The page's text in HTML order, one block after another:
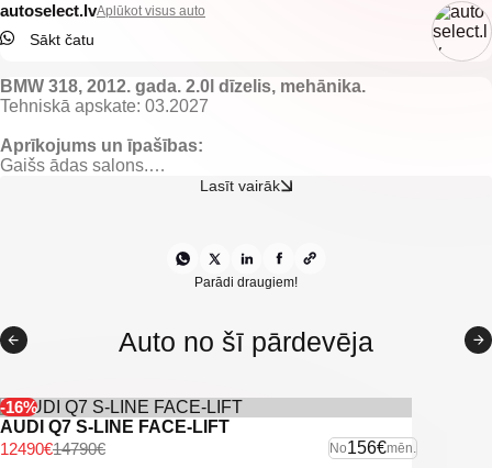
autoselect.lvAplūkot visus auto
Sākt čatu
BMW 318, 2012. gada. 2.0l dīzelis, mehānika.
Tehniskā apskate: 03.2027
Aprīkojums un īpašības:
Gaišs ādas salons.
Apsildāmas priekšējās sēdvietas.
Keyless go.
Start/stop sistēma.
BMW multimedia/navigācija.
Priekšējie un aizmugurējie parkošanās sensori.
Automātiskās tuvās gaismas.
Lasīt vairāk
Parādi draugiem!
Auto no šī pārdevēja
-16%
AUDI Q7 S-LINE FACE-LIFT
No156€mēn.
14790€
12490€